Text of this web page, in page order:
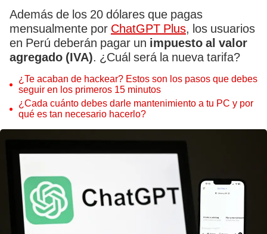
Además de los 20 dólares que pagas
mensualmente por ChatGPT Plus, los usuarios
en Perú deberán pagar un impuesto al valor
agregado (IVA). ¿Cuál será la nueva tarifa?
¿Te acaban de hackear? Estos son los pasos que debes
seguir en los primeros 15 minutos
¿Cada cuánto debes darle mantenimiento a tu PC y por
qué es tan necesario hacerlo?